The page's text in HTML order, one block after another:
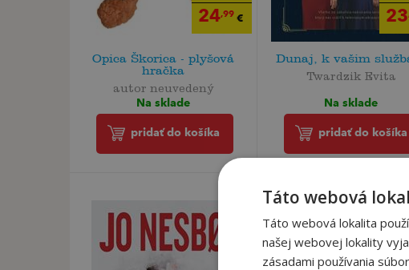
24,99 €
Opica Škorica - plyšová
hračka
autor neuvedený
Na sklade
pridať do košíka
23
Dunaj, k vašim
Twardzik Evita
Na sklade
pridať do košíka
Táto webová
Táto webová lokalita
našej webovej lokality
zásadami používania